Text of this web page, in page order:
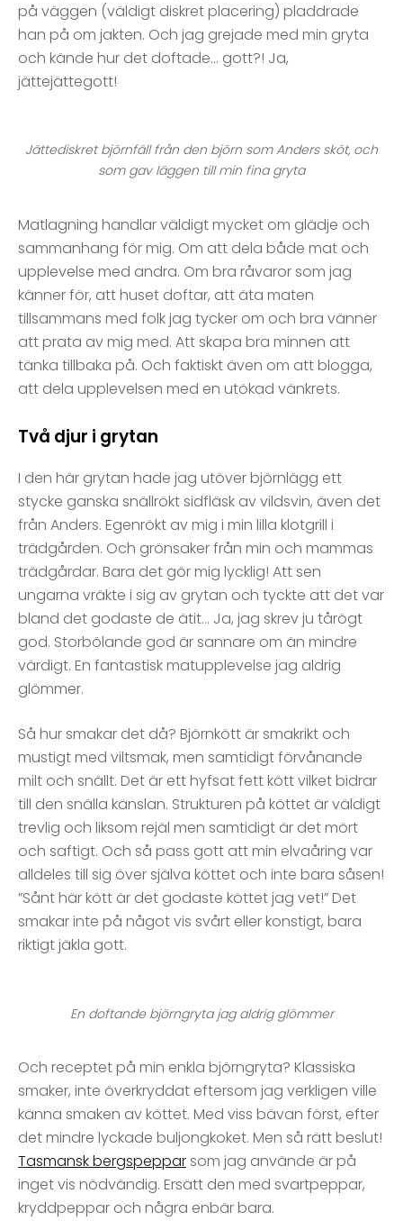
på väggen (väldigt diskret placering) pladdrade
han på om jakten. Och jag grejade med min gryta
och kände hur det doftade… gott?! Ja,
jättejättegott!
Jättediskret björnfäll från den björn som Anders sköt, och
som gav läggen till min fina gryta
Matlagning handlar väldigt mycket om glädje och
sammanhang för mig. Om att dela både mat och
upplevelse med andra. Om bra råvaror som jag
känner för, att huset doftar, att äta maten
tillsammans med folk jag tycker om och bra vänner
att prata av mig med. Att skapa bra minnen att
tänka tillbaka på. Och faktiskt även om att blogga,
att dela upplevelsen med en utökad vänkrets.
Två djur i grytan
I den här grytan hade jag utöver björnlägg ett
stycke ganska snällrökt sidfläsk av vildsvin, även det
från Anders. Egenrökt av mig i min lilla klotgrill i
trädgården. Och grönsaker från min och mammas
trädgårdar. Bara det gör mig lycklig! Att sen
ungarna vräkte i sig av grytan och tyckte att det var
bland det godaste de ätit… Ja, jag skrev ju tårögt
god. Storbölande god är sannare om än mindre
värdigt. En fantastisk matupplevelse jag aldrig
glömmer.
Så hur smakar det då? Björnkött är smakrikt och
mustigt med viltsmak, men samtidigt förvånande
milt och snällt. Det är ett hyfsat fett kött vilket bidrar
till den snälla känslan. Strukturen på köttet är väldigt
trevlig och liksom rejäl men samtidigt är det mört
och saftigt. Och så pass gott att min elvaåring var
alldeles till sig över själva köttet och inte bara såsen!
”Sånt här kött är det godaste köttet jag vet!” Det
smakar inte på något vis svårt eller konstigt, bara
riktigt jäkla gott.
En doftande björngryta jag aldrig glömmer
Och receptet på min enkla björngryta? Klassiska
smaker, inte överkryddat eftersom jag verkligen ville
känna smaken av köttet. Med viss bävan först, efter
det mindre lyckade buljongkoket. Men så rätt beslut!
Tasmansk bergspepparsom jag använde är på
inget vis nödvändig. Ersätt den med svartpeppar,
kryddpeppar och några enbär bara.